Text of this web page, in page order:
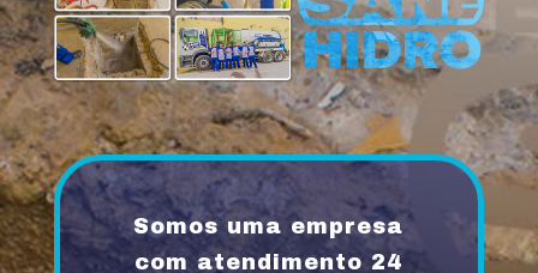
Somos uma empresa
com atendimento 24